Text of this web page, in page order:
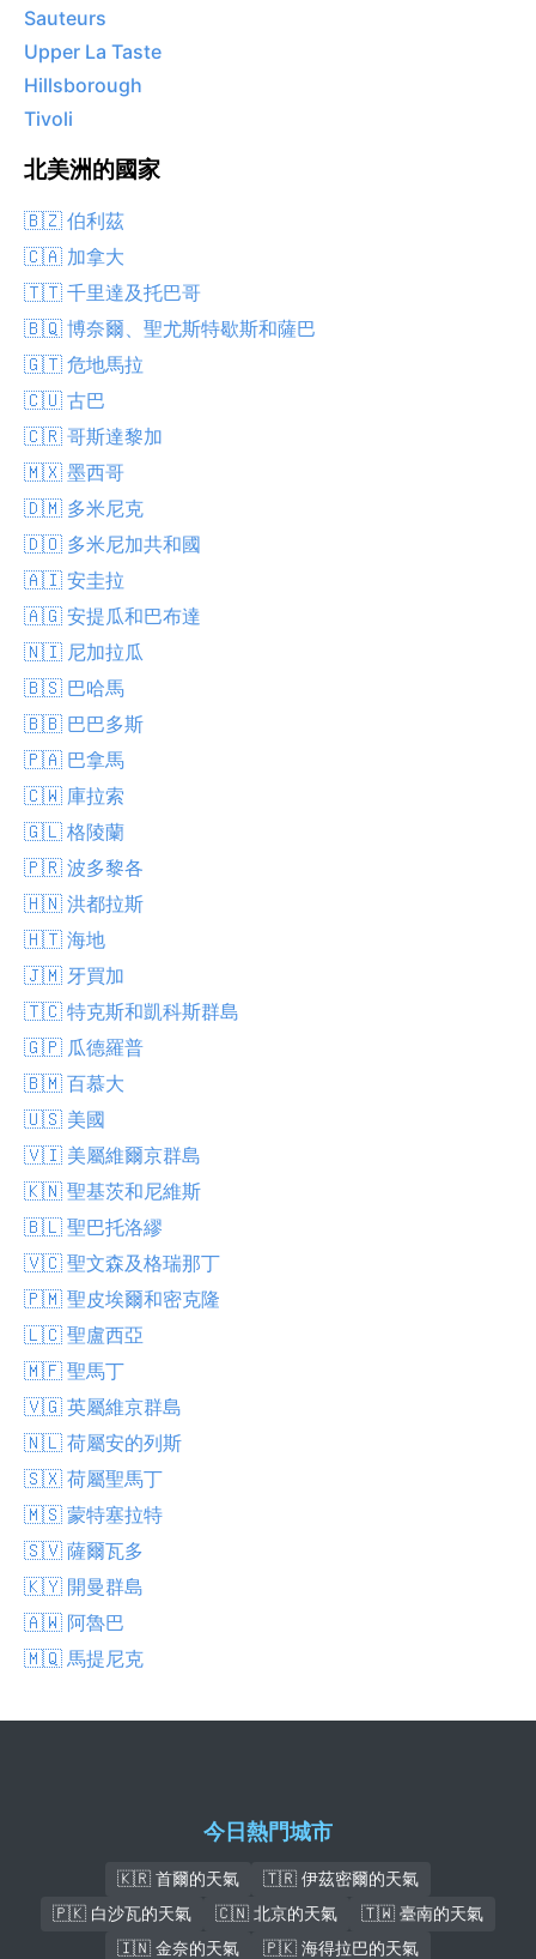
Sauteurs
Upper La Taste
Hillsborough
Tivoli
北美洲的國家
🇧🇿 伯利茲
🇨🇦 加拿大
🇹🇹 千里達及托巴哥
🇧🇶 博奈爾、聖尤斯特歇斯和薩巴
🇬🇹 危地馬拉
🇨🇺 古巴
🇨🇷 哥斯達黎加
🇲🇽 墨西哥
🇩🇲 多米尼克
🇩🇴 多米尼加共和國
🇦🇮 安圭拉
🇦🇬 安提瓜和巴布達
🇳🇮 尼加拉瓜
🇧🇸 巴哈馬
🇧🇧 巴巴多斯
🇵🇦 巴拿馬
🇨🇼 庫拉索
🇬🇱 格陵蘭
🇵🇷 波多黎各
🇭🇳 洪都拉斯
🇭🇹 海地
🇯🇲 牙買加
🇹🇨 特克斯和凱科斯群島
🇬🇵 瓜德羅普
🇧🇲 百慕大
🇺🇸 美國
🇻🇮 美屬維爾京群島
🇰🇳 聖基茨和尼維斯
🇧🇱 聖巴托洛繆
🇻🇨 聖文森及格瑞那丁
🇵🇲 聖皮埃爾和密克隆
🇱🇨 聖盧西亞
🇲🇫 聖馬丁
🇻🇬 英屬維京群島
🇳🇱 荷屬安的列斯
🇸🇽 荷屬聖馬丁
🇲🇸 蒙特塞拉特
🇸🇻 薩爾瓦多
🇰🇾 開曼群島
🇦🇼 阿魯巴
🇲🇶 馬提尼克
今日熱門城市
🇰🇷 首爾的天氣
🇹🇷 伊茲密爾的天氣
🇵🇰 白沙瓦的天氣
🇨🇳 北京的天氣
🇹🇼 臺南的天氣
🇮🇳 金奈的天氣
🇵🇰 海得拉巴的天氣